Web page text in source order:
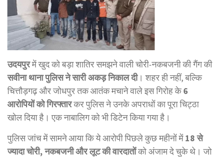
उदयपुरमें खुद को बड़ा शातिर समझने वाली चोरी-नकबजनी की गैंग की
सवीना थाना पुलिस ने सारी अकड़ निकाल दी। शहर ही नहीं, बल्कि
चित्तौड़गढ़ और जोधपुर तक आतंक मचाने वाले इस गिरोह के6
आरोपियों को गिरफ्तारकर पुलिस ने उनके अपराधों का पूरा चिट्ठा
खोल दिया है। एक नाबालिग को भी डिटेन किया गया है।
पुलिस जांच में सामने आया कि ये आरोपी पिछले कुछ महीनों में18 से
ज्यादा चोरी, नकबजनी और लूट की वारदातोंको अंजाम दे चुके थे। जो